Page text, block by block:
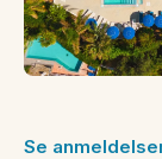
Se